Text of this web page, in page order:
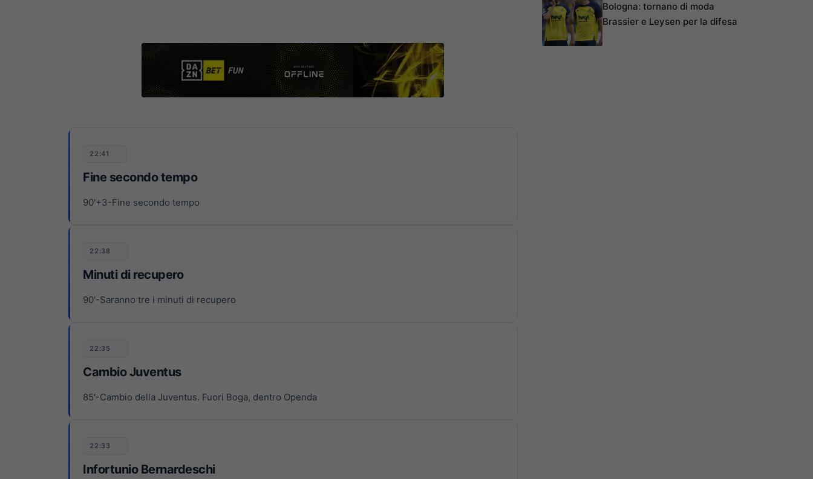
22:41
Fine secondo tempo
90'+3-Fine secondo tempo
22:38
Minuti di recupero
90'-Saranno tre i minuti di recupero
22:35
Cambio Juventus
85'-Cambio della Juventus. Fuori Boga, dentro Openda
22:33
Infortunio Bernardeschi
Bologna: tornano di moda
Brassier e Leysen per la difesa